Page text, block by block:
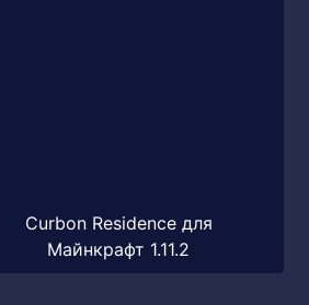
Curbon Residence для
Майнкрафт 1.11.2